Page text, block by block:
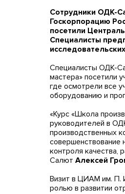
Сотрудники ОДК-
Госкорпорацию
посетили
Специалисты
Специалисты ОДК-
мастера» посетили
где осмотрели все
оборудованию и
«Курс «Школа
руководителей в
производственных
совершенствование
контроля качества,
Салют Алексей
Визит в ЦИАМ им. П.
ролью в развитии